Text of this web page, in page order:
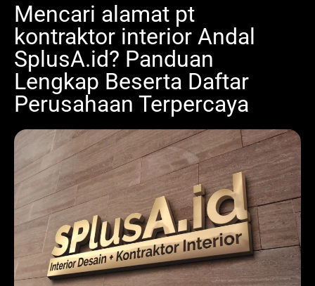
Mencari alamat pt
kontraktor interior Andal
SplusA.id? Panduan
Lengkap Beserta Daftar
Perusahaan Terpercaya